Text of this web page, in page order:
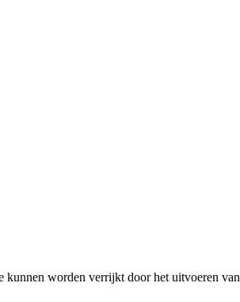
kunnen worden verrijkt door het uitvoeren van